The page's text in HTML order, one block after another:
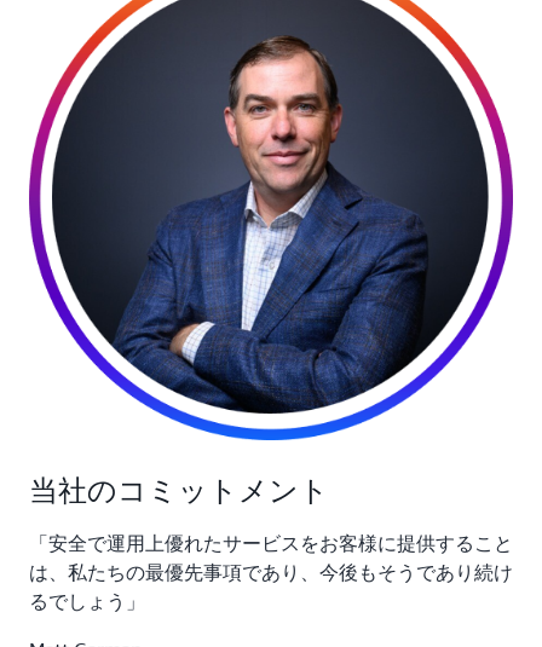
当社のコミットメント
「安全で運用上優れたサービスをお客様に提供すること
は、私たちの最優先事項であり、今後もそうであり続け
るでしょう」